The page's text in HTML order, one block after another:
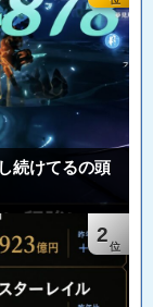
続けてるの頭
2